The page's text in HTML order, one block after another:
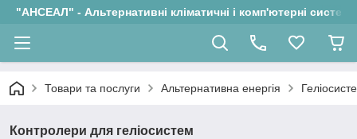
"АНСЕАЛ" - Альтернативні кліматичні і комп'ютерні системи
Товари та послуги Альтернативна енергія
Контролери для геліосистем